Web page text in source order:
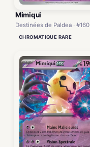
Mimiqui
Destinées de Paldea · #160
CHROMATIQUE RARE